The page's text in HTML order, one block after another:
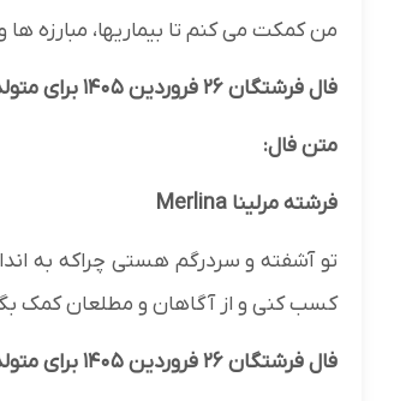
من کمکت می کنم تا بیماریها، مبارزه
فال فرشتگان ۲۶ فروردین ۱۴۰۵ برای متولدین خرداد
متن فال:
فرشته مرلینا Merlina
تو آشفته و سردرگم هستی چراکه به
کسب کنی و از آگاهان و مطلعان کمک
فال فرشتگان ۲۶ فروردین ۱۴۰۵ برای متولدین تیر